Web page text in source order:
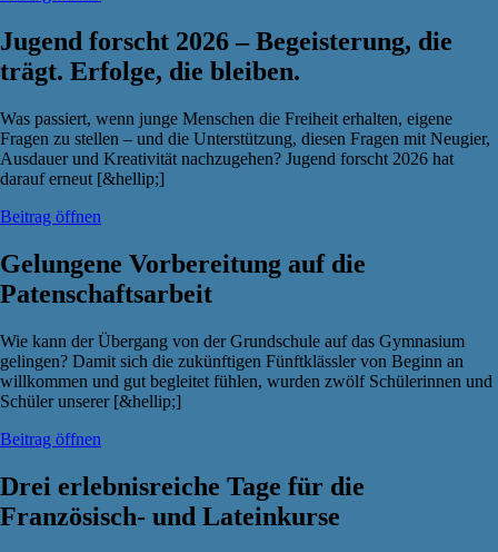
Jugend forscht 2026 – Begeisterung, die
trägt. Erfolge, die bleiben.
Was passiert, wenn junge Menschen die Freiheit erhalten, eigene
Fragen zu stellen – und die Unterstützung, diesen Fragen mit Neugier,
Ausdauer und Kreativität nachzugehen? Jugend forscht 2026 hat
darauf erneut [&hellip;]
Beitrag öffnen
Gelungene Vorbereitung auf die
Patenschaftsarbeit
Wie kann der Übergang von der Grundschule auf das Gymnasium
gelingen? Damit sich die zukünftigen Fünftklässler von Beginn an
willkommen und gut begleitet fühlen, wurden zwölf Schülerinnen und
Schüler unserer [&hellip;]
Beitrag öffnen
Drei erlebnisreiche Tage für die
Französisch- und Lateinkurse